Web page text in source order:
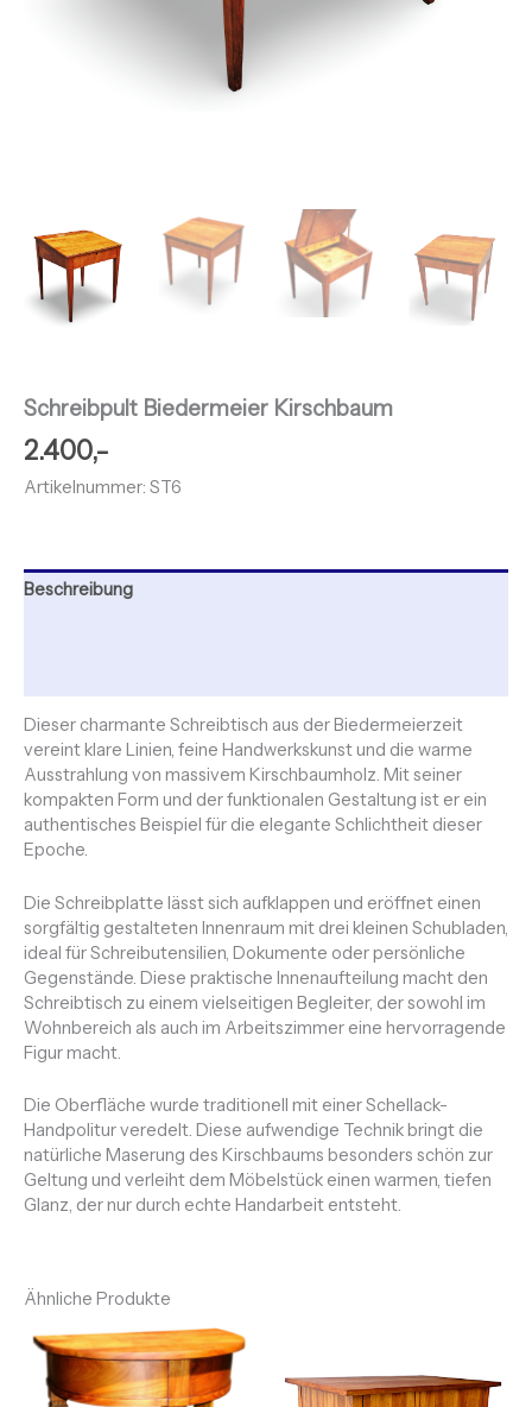
Schreibpult Biedermeier Kirschbaum
2.400,-
Artikelnummer: ST6
Beschreibung
Dieser charmante Schreibtisch aus der Biedermeierzeit
vereint klare Linien, feine Handwerkskunst und die warme
Ausstrahlung von massivem Kirschbaumholz. Mit seiner
kompakten Form und der funktionalen Gestaltung ist er ein
authentisches Beispiel für die elegante Schlichtheit dieser
Epoche.
Die Schreibplatte lässt sich aufklappen und eröffnet einen
sorgfältig gestalteten Innenraum mit drei kleinen Schubladen,
ideal für Schreibutensilien, Dokumente oder persönliche
Gegenstände. Diese praktische Innenaufteilung macht den
Schreibtisch zu einem vielseitigen Begleiter, der sowohl im
Wohnbereich als auch im Arbeitszimmer eine hervorragende
Figur macht.
Die Oberfläche wurde traditionell mit einer Schellack-
Handpolitur veredelt. Diese aufwendige Technik bringt die
natürliche Maserung des Kirschbaums besonders schön zur
Geltung und verleiht dem Möbelstück einen warmen, tiefen
Glanz, der nur durch echte Handarbeit entsteht.
Ähnliche Produkte